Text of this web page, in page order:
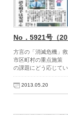
No．5921号（
方言の「消滅危機」
市区町村の重点施策
の課題にどう応じて
2013.05.20